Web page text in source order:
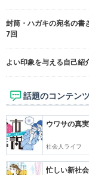
封筒・ハガキの宛名の書
7回
よい印象を与える自己紹
話題のコンテンツ
ウワサの真
社会人ライフ
忙しい新社